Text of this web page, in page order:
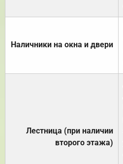
Наличники на окна и двери
Лестница (при наличии
второго этажа)